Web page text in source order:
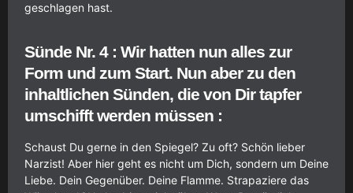
geschlagen hast.
Sünde Nr. 4 : Wir hatten nun alles zur
Form und zum Start. Nun aber zu den
inhaltlichen Sünden, die von Dir tapfer
umschifft werden müssen :
Schaust Du gerne in den Spiegel? Zu oft? Schön lieber
Narzist! Aber hier geht es nicht um Dich, sondern um Deine
Liebe. Dein Gegenüber. Deine Flamme. Strapaziere das